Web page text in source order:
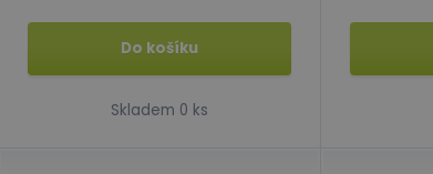
Do košíku
Skladem 0 ks